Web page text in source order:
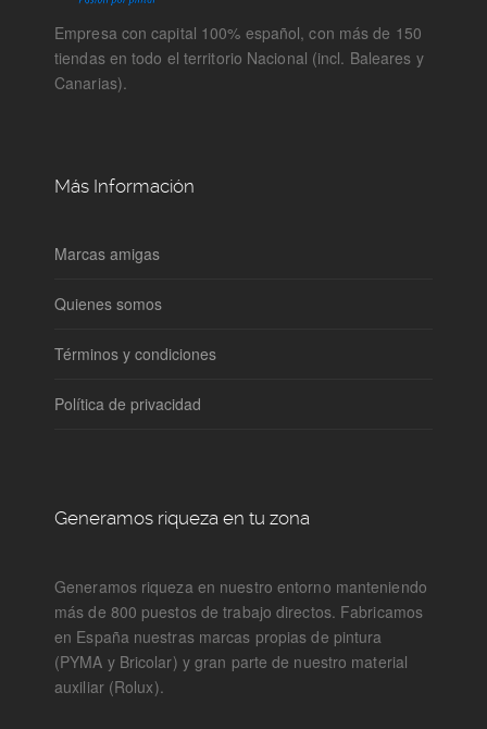
Empresa con capital 100% español, con más de 150
tiendas en todo el territorio Nacional (incl. Baleares y
Canarias).
Más Información
Marcas amigas
Quienes somos
Términos y condiciones
Política de privacidad
Generamos riqueza en tu zona
Generamos riqueza en nuestro entorno manteniendo
más de 800 puestos de trabajo directos. Fabricamos
en España nuestras marcas propias de pintura
(PYMA y Bricolar) y gran parte de nuestro material
auxiliar (Rolux).